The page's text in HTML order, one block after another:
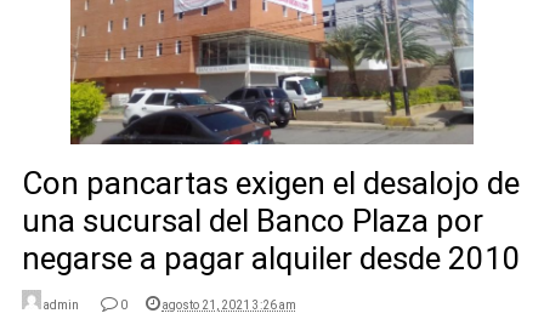
Con pancartas exigen el desalojo de
una sucursal del Banco Plaza por
negarse a pagar alquiler desde 2010
admin 0 agosto 21, 2021 3:26 am